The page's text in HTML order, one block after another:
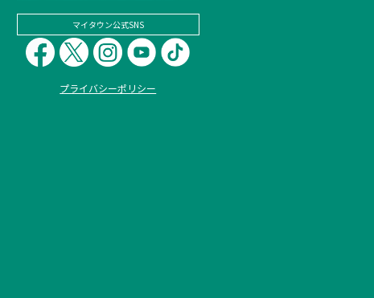
マイタウン公式SNS
プライバシーポリシー